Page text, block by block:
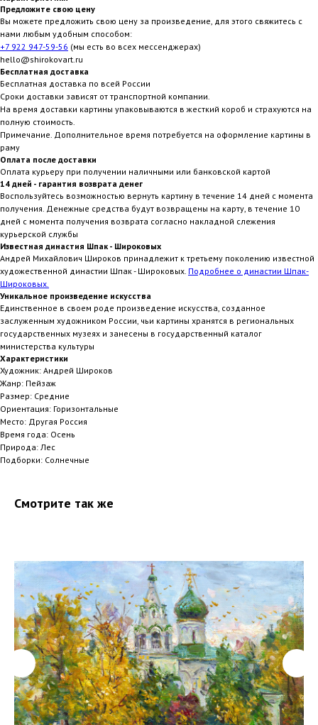
Предложите свою цену
Вы можете предложить свою цену за произведение, для этого свяжитесь с
нами любым удобным способом:
+7 922 947-59-56 (мы есть во всех мессенджерах)
hello@shirokovart.ru
Бесплатная доставка
Бесплатная доставка по всей России
Сроки доставки зависят от транспортной компании.
На время доставки картины упаковываются в жесткий короб и страхуются на
полную стоимость.
Примечание. Дополнительное время потребуется на оформление картины в
раму
Оплата после доставки
Оплата курьеру при получении наличными или банковской картой
14 дней - гарантия возврата денег
Воспользуйтесь возможностью вернуть картину в течение 14 дней с момента
получения. Денежные средства будут возвращены на карту, в течение 10
дней с момента получения возврата согласно накладной слежения
курьерской службы
Известная династия Шпак - Широковых
Андрей Михайлович Широков принадлежит к третьему поколению известной
художественной династии Шпак - Широковых. Подробнее о династии Шпак-
Широковых.
Уникальное произведение искусства
Единственное в своем роде произведение искусства, созданное
заслуженным художником России, чьи картины хранятся в региональных
государственных музеях и занесены в государственный каталог
министерства культуры
Характеристики
Художник: Андрей Широков
Жанр: Пейзаж
Размер: Средние
Ориентация: Горизонтальные
Место: Другая Россия
Время года: Осень
Природа: Лес
Подборки: Солнечные
Смотрите так же